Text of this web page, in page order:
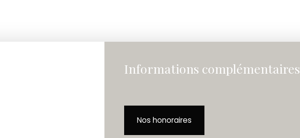
Informations complémentaires
Nos honoraires